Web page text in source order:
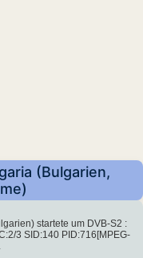
(Bulgarien,
startete um DVB-S2 :
3 SID:140 PID:716[MPEG-